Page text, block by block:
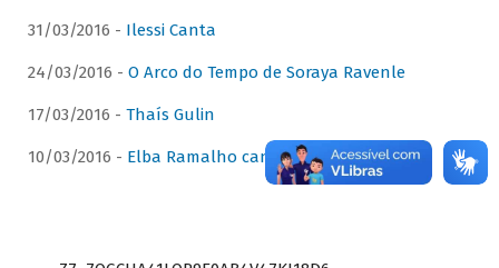
31/03/2016 - Ilessi Canta
24/03/2016 - O Arco do Tempo de Soraya Ravenle
17/03/2016 - Thaís Gulin
10/03/2016 - Elba Ramalho canta Dominguinhos